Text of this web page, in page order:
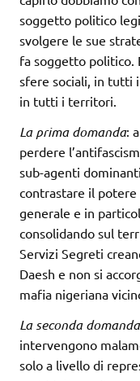
soggetto politico
svolgere le sue
fa soggetto politico.
sfere sociali, in tutti
in tutti i territori.
La prima domanda:
perdere
sub-agenti
contrastare il
generale e in
consolidando sul
Servizi Segreti
Daesh e non si
mafia nigeriana
La seconda domanda
intervengono
solo a livello di